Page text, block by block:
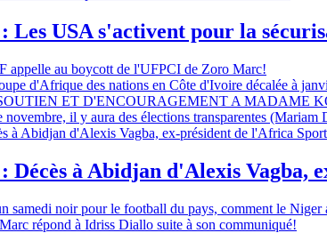
Les USA s'activent pour la
appelle au boycott de l'UFPCI de Zoro Marc!
d'Afrique des nations en Côte d'Ivoire décalée à
ET D'ENCOURAGEMENT A MADAME
il y aura des élections transparentes
Décès à Abidjan d'Alexis Vagba,
samedi noir pour le football du pays, comment le Niger
répond à Idriss Diallo suite à son communiqué!